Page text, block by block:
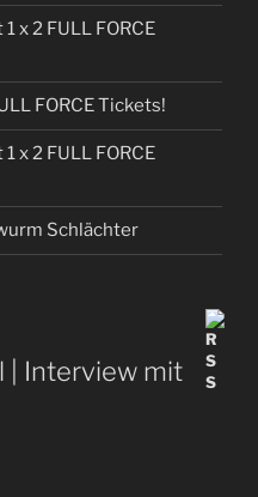
x 2 FULL FORCE
FORCE Tickets!
x 2 FULL FORCE
Schlächter
| Interview mit